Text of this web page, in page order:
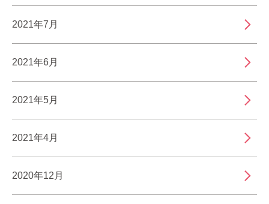
2021年7月
2021年6月
2021年5月
2021年4月
2020年12月